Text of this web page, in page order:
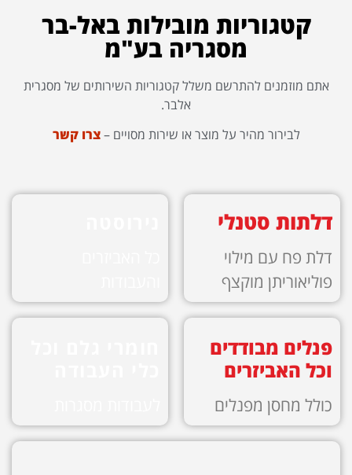
פתרונות הנדסיים וביצועיים לכול אתגר
עיצובי ואדריכלי !
ייצור בהתאם לדרישות הלקוח .
קטגוריות מובילות באל-בר
מסגריה בע"מ
אתם מוזמנים להתרשם משלל קטגוריות השירותים של מסגרית
אלבר.
לבירור מהיר על מוצר או שירות מסויים –צרו קשר
דלתות סטנלי
דלת פח עם מילוי
פוליאוריתן מוקצף
פנלים מבודדים
וכל האביזרים
כולל מחסן מפנלים